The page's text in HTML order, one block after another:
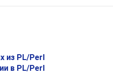
из PL/Perl
в PL/Perl